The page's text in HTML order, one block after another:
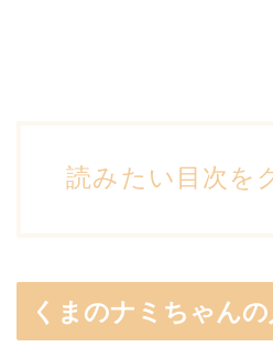
読みたい目次を
くまのナミちゃん